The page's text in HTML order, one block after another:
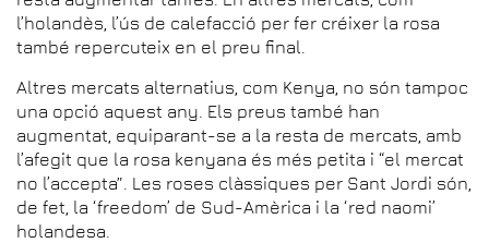
l’holandès, l’ús de calefacció per fer créixer la rosa
també repercuteix en el preu final.
Altres mercats alternatius, com Kenya, no són tampoc
una opció aquest any. Els preus també han
augmentat, equiparant-se a la resta de mercats, amb
l’afegit que la rosa kenyana és més petita i “el mercat
no l’accepta”. Les roses clàssiques per Sant Jordi són,
de fet, la ‘freedom’ de Sud-Amèrica i la ‘red naomi’
holandesa.